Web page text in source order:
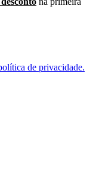
de privacidade.